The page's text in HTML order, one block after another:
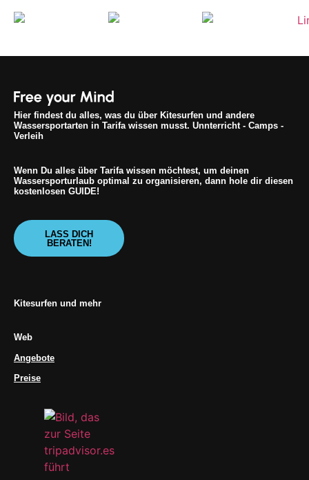
Hier findest du alles, was du über Kitesurfen und andere
Wassersportarten in Tarifa wissen musst. Unnterricht - Camps -
Verleih
Wenn Du alles über Tarifa wissen möchtest, um deinen
Wassersporturlaub optimal zu organisieren, dann hole dir diesen
kostenlosen GUIDE!
LASS DICH
BERATEN!
Kitesurfen und mehr
Web
Angebote
Preise